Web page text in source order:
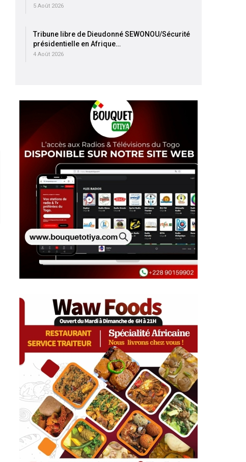
5 Août 2026
Tribune libre de Dieudonné SEWONOU/Sécurité
présidentielle en Afrique…
4 Août 2026